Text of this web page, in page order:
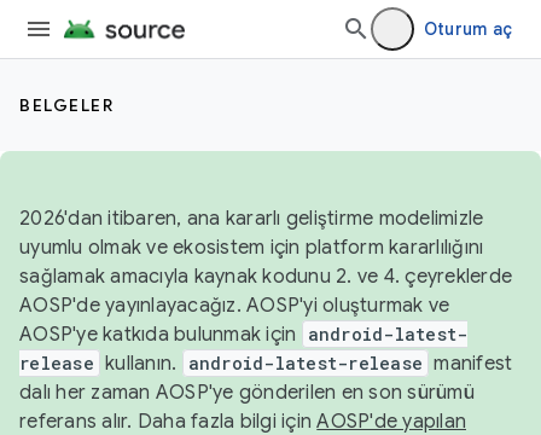
Oturum aç
BELGELER
2026'dan itibaren, ana kararlı geliştirme modelimizle
uyumlu olmak ve ekosistem için platform kararlılığını
sağlamak amacıyla kaynak kodunu 2. ve 4. çeyreklerde
AOSP'de yayınlayacağız. AOSP'yi oluşturmak ve
AOSP'ye katkıda bulunmak için
android-latest-
release kullanın. android-latest-release manifest
dalı her zaman AOSP'ye gönderilen en son sürümü
referans alır. Daha fazla bilgi içinAOSP'de yapılan